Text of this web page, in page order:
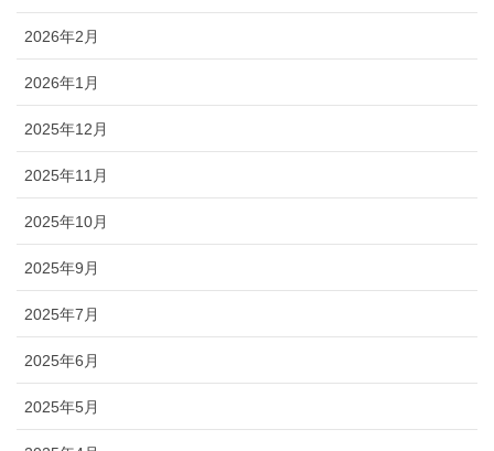
2026年2月
2026年1月
2025年12月
2025年11月
2025年10月
2025年9月
2025年7月
2025年6月
2025年5月